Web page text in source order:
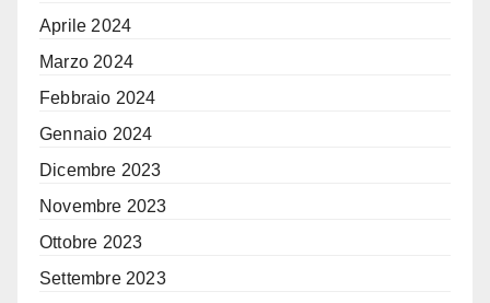
Aprile 2024
Marzo 2024
Febbraio 2024
Gennaio 2024
Dicembre 2023
Novembre 2023
Ottobre 2023
Settembre 2023